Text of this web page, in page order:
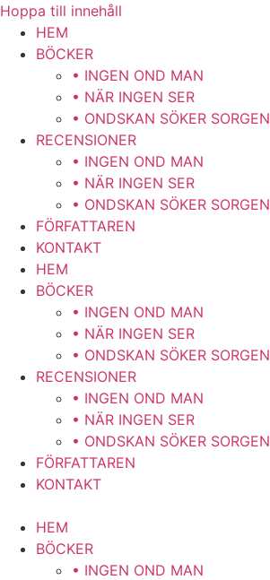
Hoppa till innehåll
HEM
BÖCKER
• INGEN OND MAN
• NÄR INGEN SER
• ONDSKAN SÖKER SORGEN
RECENSIONER
• INGEN OND MAN
• NÄR INGEN SER
• ONDSKAN SÖKER SORGEN
FÖRFATTAREN
KONTAKT
HEM
BÖCKER
• INGEN OND MAN
• NÄR INGEN SER
• ONDSKAN SÖKER SORGEN
RECENSIONER
• INGEN OND MAN
• NÄR INGEN SER
• ONDSKAN SÖKER SORGEN
FÖRFATTAREN
KONTAKT
HEM
BÖCKER
• INGEN OND MAN